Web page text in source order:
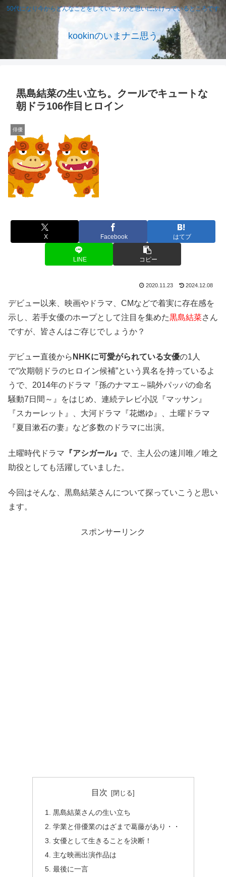
50代になり今からどんなことをしていこうかと思いにふけっているところです
kookinのいまナニ思う
黒島結菜の生い立ち。クールでキュートな
朝ドラ106作目ヒロイン
俳優
X Facebook はてブ
LINE コピー
2020.11.23 2024.12.08
デビュー以来、映画やドラマ、CMなどで着実に存在感を
示し、若手女優のホープとして注目を集めた黒島結菜さん
ですが、皆さんはご存じでしょうか？
デビュー直後から NHKに可愛がられている女優の1人
で“次期朝ドラのヒロイン候補”という異名を持っているよ
うで、2014年のドラマ『孫のナマエ～鷗外パッパの命名
騒動7日間～』をはじめ、連続テレビ小説『マッサン』
『スカーレット』、大河ドラマ『花燃ゆ』、土曜ドラマ
『夏目漱石の妻』など多数のドラマに出演。
土曜時代ドラマ 『アシガール』 で、主人公の速川唯／唯之
助役としても活躍していました。
今回はそんな、黒島結菜さんについて探っていこうと思い
ます。
スポンサーリンク
目次
黒島結菜さんの生い立ち
学業と俳優業のはざまで葛藤があり・・
女優として生きることを決断！
主な映画出演作品は
最後に一言